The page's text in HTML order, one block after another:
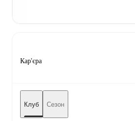
Кар'єра
Клуб Сезон